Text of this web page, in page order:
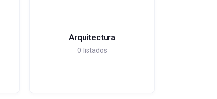
Arquitectura
0 listados